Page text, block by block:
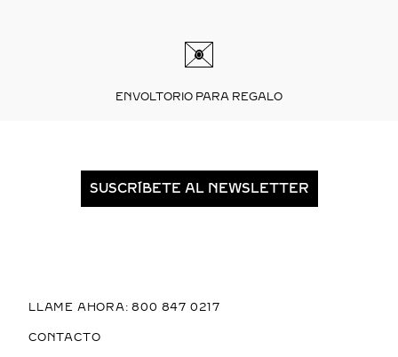
ENVOLTORIO PARA REGALO
SUSCRÍBETE AL NEWSLETTER
LLAME AHORA: 800 847 0217
CONTACTO